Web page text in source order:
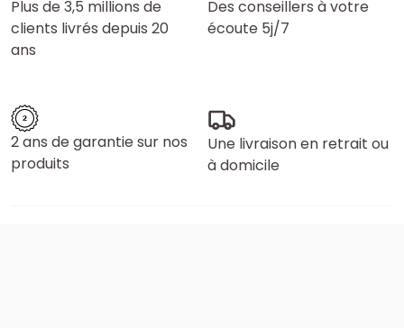
Plus de 3,5 millions de
clients livrés depuis 20
ans
Des conseillers à votre
écoute 5j/7
2 ans de garantie sur nos
produits
Une livraison en retrait ou
à domicile